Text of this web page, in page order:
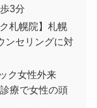
3分
札幌院】札幌
ンセリングに対
ク女性外来
療で女性の頭